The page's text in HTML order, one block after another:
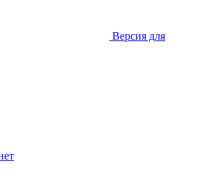
Версия для